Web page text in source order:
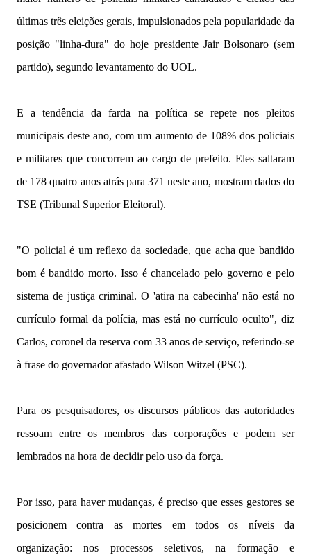
últimas três eleições gerais, impulsionados pela popularidade da
posição "linha-dura" do hoje presidente Jair Bolsonaro (sem
partido), segundo levantamento do UOL.
E a tendência da farda na política se repete nos pleitos
municipais deste ano, com um aumento de 108% dos policiais
e militares que concorrem ao cargo de prefeito. Eles saltaram
de 178 quatro anos atrás para 371 neste ano, mostram dados do
TSE (Tribunal Superior Eleitoral).
"O policial é um reflexo da sociedade, que acha que bandido
bom é bandido morto. Isso é chancelado pelo governo e pelo
sistema de justiça criminal. O 'atira na cabecinha' não está no
currículo formal da polícia, mas está no currículo oculto", diz
Carlos, coronel da reserva com 33 anos de serviço, referindo-se
à frase do governador afastado Wilson Witzel (PSC).
Para os pesquisadores, os discursos públicos das autoridades
ressoam entre os membros das corporações e podem ser
lembrados na hora de decidir pelo uso da força.
Por isso, para haver mudanças, é preciso que esses gestores se
posicionem contra as mortes em todos os níveis da
organização: nos processos seletivos, na formação e